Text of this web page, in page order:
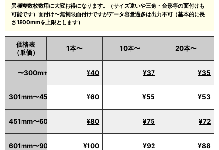
異種複数枚数用に大変お得になります。（サイズ違いや三角・台形等の面付けも
可能です）面付け〜無制限面付けですがデータ容量過多は出力不可（基本的に長
さ1800mmを上限とします）
価格表
（単価）
1本〜 10本〜 20本〜
〜300mm
301mm〜450mm
451mm〜600mm
601mm〜900mm
¥40 ¥37 ¥35
¥60 ¥55 ¥53
¥80 ¥75 ¥72
¥100 ¥92 ¥88